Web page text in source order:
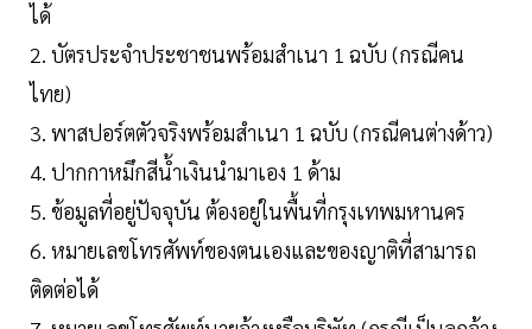
ได้
2. บัตรประจำประชาชนพร้อมสำเนา 1 ฉบับ (กรณีคน
ไทย)
3. พาสปอร์ตตัวจริงพร้อมสำเนา 1 ฉบับ (กรณีคนต่างด้าว)
4. ปากกาหมึกสีน้ำเงินนำมาเอง 1 ด้าม
5. ข้อมูลที่อยู่ปัจจุบัน ต้องอยู่ในพื้นที่กรุงเทพมหานคร
6. หมายเลขโทรศัพท์ของตนเองและของญาติที่สามารถ
ติดต่อได้